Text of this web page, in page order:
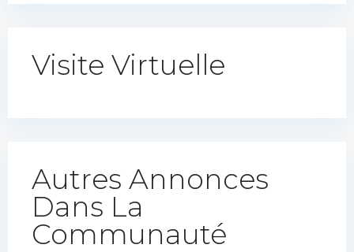
Visite Virtuelle
Autres Annonces
Dans La
Communauté​